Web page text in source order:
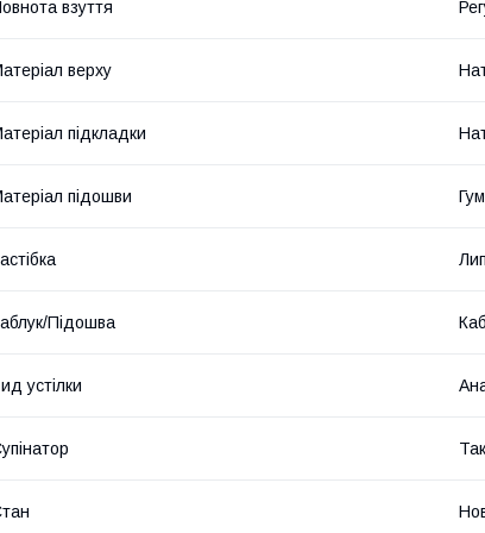
взуття
верху
підкладки
підошви
Підошва
устілки
Так